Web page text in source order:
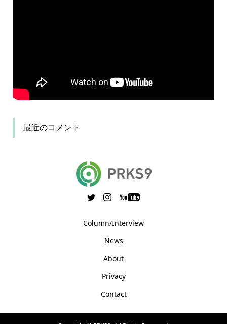
最近のコメント
Column/Interview
News
About
Privacy
Contact